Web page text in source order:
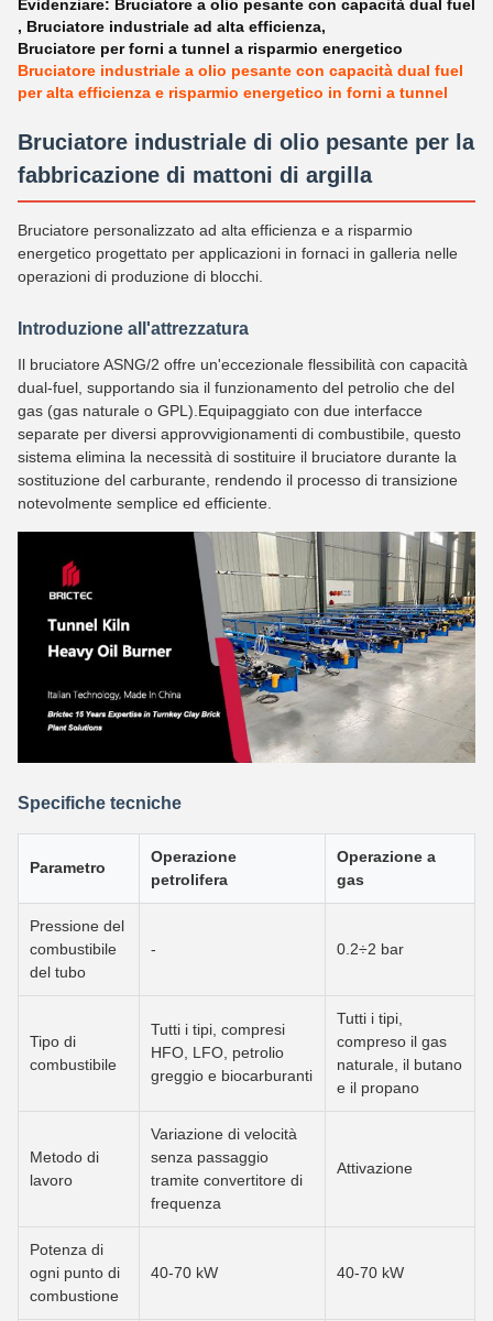
Evidenziare: Bruciatore a olio pesante con capacità dual fuel
, Bruciatore industriale ad alta efficienza,
Bruciatore per forni a tunnel a risparmio energetico
Bruciatore industriale a olio pesante con capacità dual fuel
per alta efficienza e risparmio energetico in forni a tunnel
Bruciatore industriale di olio pesante per la
fabbricazione di mattoni di argilla
Bruciatore personalizzato ad alta efficienza e a risparmio
energetico progettato per applicazioni in fornaci in galleria nelle
operazioni di produzione di blocchi.
Introduzione all'attrezzatura
Il bruciatore ASNG/2 offre un'eccezionale flessibilità con capacità
dual-fuel, supportando sia il funzionamento del petrolio che del
gas (gas naturale o GPL).Equipaggiato con due interfacce
separate per diversi approvvigionamenti di combustibile, questo
sistema elimina la necessità di sostituire il bruciatore durante la
sostituzione del carburante, rendendo il processo di transizione
notevolmente semplice ed efficiente.
Specifiche tecniche
Parametro
Operazione
petrolifera
Operazione a
gas
Pressione del
combustibile
del tubo
- 0.2÷2 bar
Tipo di
combustibile
Tutti i tipi, compresi
HFO, LFO, petrolio
greggio e biocarburanti
Tutti i tipi,
compreso il gas
naturale, il butano
e il propano
Metodo di
lavoro
Variazione di velocità
senza passaggio
tramite convertitore di
frequenza
Attivazione
Potenza di
ogni punto di
combustione
40-70 kW 40-70 kW